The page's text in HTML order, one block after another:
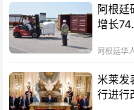
阿根廷
增长
阿根廷华
米莱发
行进行